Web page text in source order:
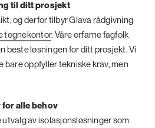
til ditt prosjekt
og derfor tilbyr Glava rådgivning
tegnekontor. Våre erfarne fagfolk
beste løsningen for ditt prosjekt. Vi
bare oppfyller tekniske krav, men
alle behov
av isolasjonsløsninger som